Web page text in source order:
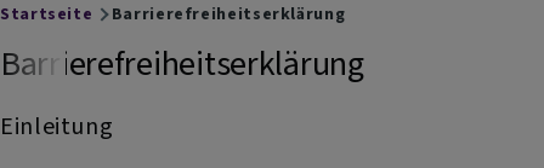
Breadcrumb
Startseite Barrierefreiheitserklärung
Barrierefreiheitserklärung
Einleitung